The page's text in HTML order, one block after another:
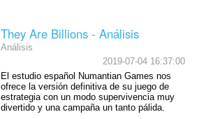
They Are Billions - Análisis
Análisis
2019-07-04 16:37:00
El estudio español Numantian Games nos
ofrece la versión definitiva de su juego de
estrategia con un modo supervivencia muy
divertido y una campaña un tanto pálida.